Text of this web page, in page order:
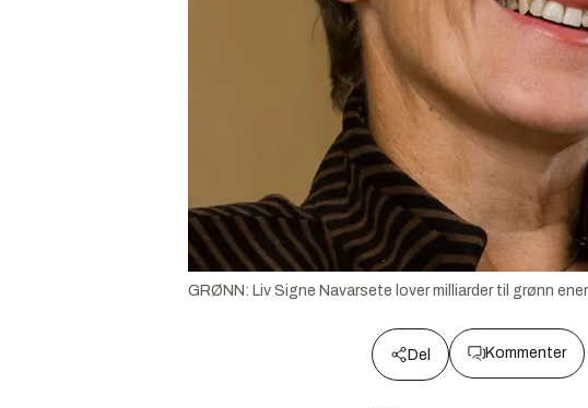
GRØNN: Liv Signe Navarsete lover milliarder til grønn
Del Kommenter